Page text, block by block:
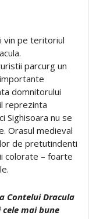
vin pe teritoriul
parcurg un
domnitorului
reprezinta
Sighisoara nu se
Orasul medieval
de pretutindenti
colorate – foarte
Contelui Dracula
mai bune